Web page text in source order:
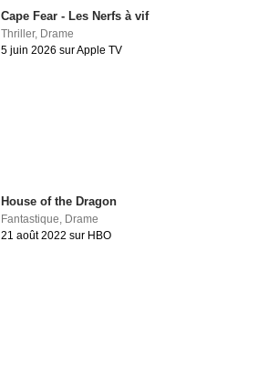
Cape Fear - Les Nerfs à vif
Thriller, Drame
5 juin 2026 sur Apple TV
House of the Dragon
Fantastique, Drame
21 août 2022 sur HBO